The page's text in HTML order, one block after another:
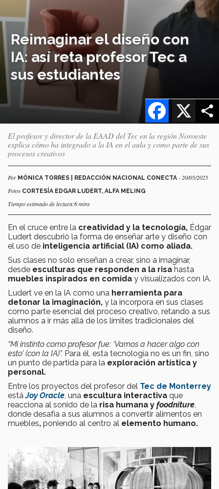
Reimaginar el diseño con
IA: así reta profesor Tec a
sus estudiantes
X
Facebook
El profesor y director de la EAAD del Tec en la región Noroeste
explica cómo ha integrado a la IA en el aula y como parte de sus
procesos creativos
Por MÓNICA TORRES | REDACCIÓN NACIONAL CONECTA - 20/05/2025
Fotos CORTESÍA EDGAR LUDERT, ALFA MELING
Tiempo estimado de lectura:6 mins
En el cruce entre la creatividad y la tecnología, Édgar
Ludert descubrió la forma de enseñar arte y diseño con
el uso de inteligencia artificial (IA) como aliada.
Sus clases no solo enseñan a crear, sino a imaginar,
desde esculturas que responden a la risa hasta
muebles inspirados en comida y visualizados con IA.
Ludert ve en la IA como una herramienta para
detonar la imaginación, y la incorpora en sus clases
como parte esencial del proceso creativo, retando a sus
alumnos a ir más allá de los límites tradicionales del
diseño.
“Mi instinto como profesor fue: ‘Vamos a hacer algo con
esto’ (con la IA)”. Para él, esta tecnología no es un fin, sino
un punto de partida para la exploración artística y
personal.
Entre los proyectos del profesor del Tec de Monterrey
estáJoy Oracle , una escultura interactiva que
reacciona al sonido de la risa humana y foodniture
donde desafía a sus alumnos a convertir alimentos en
muebles, poniendo al centro al elemento humano.